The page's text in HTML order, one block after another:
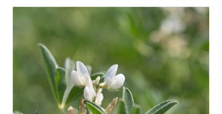
als telers onderling en met experts gericht op
het verhogen van het areaal biologische en
biodynamische lupine voor humane consumptie,
op Nederlandse akkerbouwbedrijven.